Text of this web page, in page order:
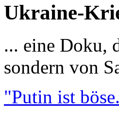
Ukraine-
... eine Doku,
sondern von
"Putin ist